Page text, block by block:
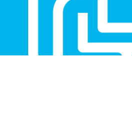
от 50 мин
от 3800 ₽